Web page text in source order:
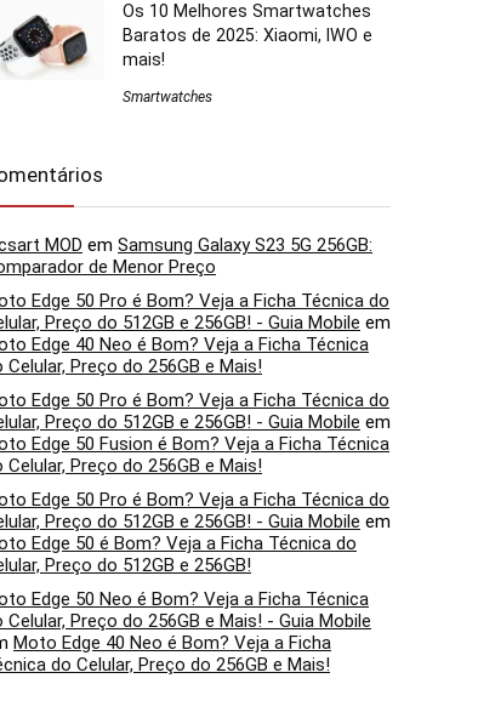
Os 10 Melhores Smartwatches
Baratos de 2025: Xiaomi, IWO e
mais!
Smartwatches
MOD em Samsung Galaxy S23 5G 256GB:
de Menor Preço
Edge 50 Pro é Bom? Veja a Ficha Técnica do
Preço do 512GB e 256GB! - Guia Mobile em
Edge 40 Neo é Bom? Veja a Ficha Técnica
Celular, Preço do 256GB e Mais!
Edge 50 Pro é Bom? Veja a Ficha Técnica do
Preço do 512GB e 256GB! - Guia Mobile em
Edge 50 Fusion é Bom? Veja a Ficha Técnica
Celular, Preço do 256GB e Mais!
Edge 50 Pro é Bom? Veja a Ficha Técnica do
Preço do 512GB e 256GB! - Guia Mobile em
Edge 50 é Bom? Veja a Ficha Técnica do
Preço do 512GB e 256GB!
Edge 50 Neo é Bom? Veja a Ficha Técnica
Celular, Preço do 256GB e Mais! - Guia Mobile
Moto Edge 40 Neo é Bom? Veja a Ficha
do Celular, Preço do 256GB e Mais!